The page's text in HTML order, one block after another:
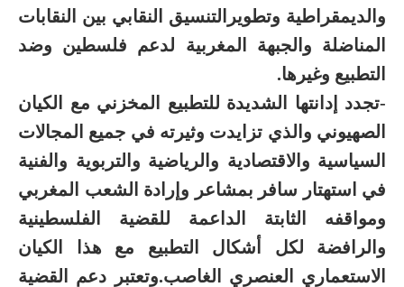
والديمقراطية وتطويرالتنسيق النقابي بين النقابات
المناضلة والجبهة المغربية لدعم فلسطين وضد
التطبيع وغيرها.
-تجدد إدانتها الشديدة للتطبيع المخزني مع الكيان
الصهيوني والذي تزايدت وثيرته في جميع المجالات
السياسية والاقتصادية والرياضية والتربوية والفنية
في استهتار سافر بمشاعر وإرادة الشعب المغربي
ومواقفه الثابتة الداعمة للقضية الفلسطينية
والرافضة لكل أشكال التطبيع مع هذا الكيان
الاستعماري العنصري الغاصب.وتعتبر دعم القضية